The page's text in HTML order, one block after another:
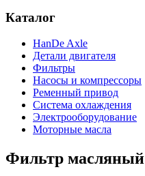
Каталог
HanDe Axle
Детали двигателя
Фильтры
Насосы и компрессоры
Ременный привод
Система охлаждения
Электрооборудование
Моторные масла
Фильтр масляный